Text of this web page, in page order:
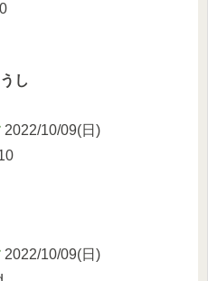
し
2022/10/09(日)
2022/10/09(日)